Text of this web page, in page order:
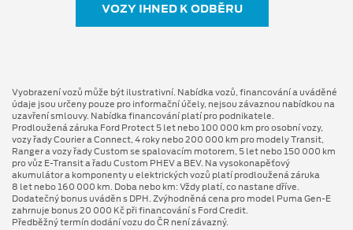
VOZY IHNED K ODBĚRU
Vyobrazení vozů může být ilustrativní. Nabídka vozů, financování a uváděné
údaje jsou určeny pouze pro informační účely, nejsou závaznou nabídkou na
uzavření smlouvy. Nabídka financování platí pro podnikatele.
Prodloužená záruka Ford Protect 5 let nebo 100 000 km pro osobní vozy,
vozy řady Courier a Connect, 4 roky nebo 200 000 km pro modely Transit,
Ranger a vozy řady Custom se spalovacím motorem, 5 let nebo 150 000 km
pro vůz E-Transit a řadu Custom PHEV a BEV. Na vysokonapěťový
akumulátor a komponenty u elektrických vozů platí prodloužená záruka
8 let nebo 160 000 km. Doba nebo km: Vždy platí, co nastane dříve.
Dodatečný bonus uváděn s DPH. Zvýhodněná cena pro model Puma Gen⁠-⁠E
zahrnuje bonus 20 000 Kč při financování s Ford Credit.
Předběžný termín dodání vozu do ČR není závazný.